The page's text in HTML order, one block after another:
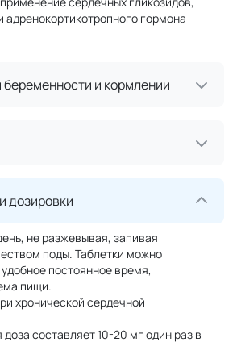
адренокортикотропного гормона
и кормлении
дозировки
не разжевывая, запивая
поды. Таблетки можно
постоянное время,
пищи.
хронической сердечной
составляет 10-20 мг один раз в